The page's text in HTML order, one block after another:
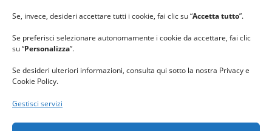
Se, invece, desideri accettare tutti i cookie, fai clic su “Accetta tutto”.
Se preferisci selezionare autonomamente i cookie da accettare, fai clic
su “Personalizza”.
Se desideri ulteriori informazioni, consulta qui sotto la nostra Privacy e
Cookie Policy.
Gestisci servizi